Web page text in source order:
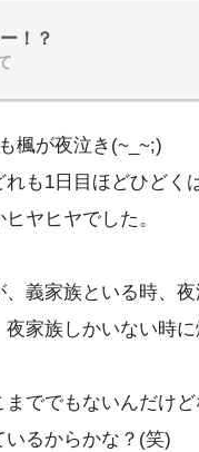
！？
楓が夜泣き(~_~;)
も1日目ほどひどく
ヤヒヤでした。
義家族といる時、
家族しかいない時
ででもないんだけど
るからかな？(笑)